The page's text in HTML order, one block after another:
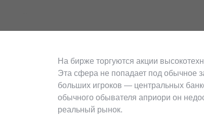
На бирже торгуются акции
Эта сфера не попадает под обычное
больших игроков — центральных
обычного обывателя априори он
реальный рынок.